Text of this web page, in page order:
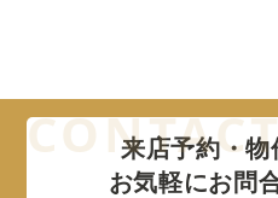
来店予約・物
お気軽にお問